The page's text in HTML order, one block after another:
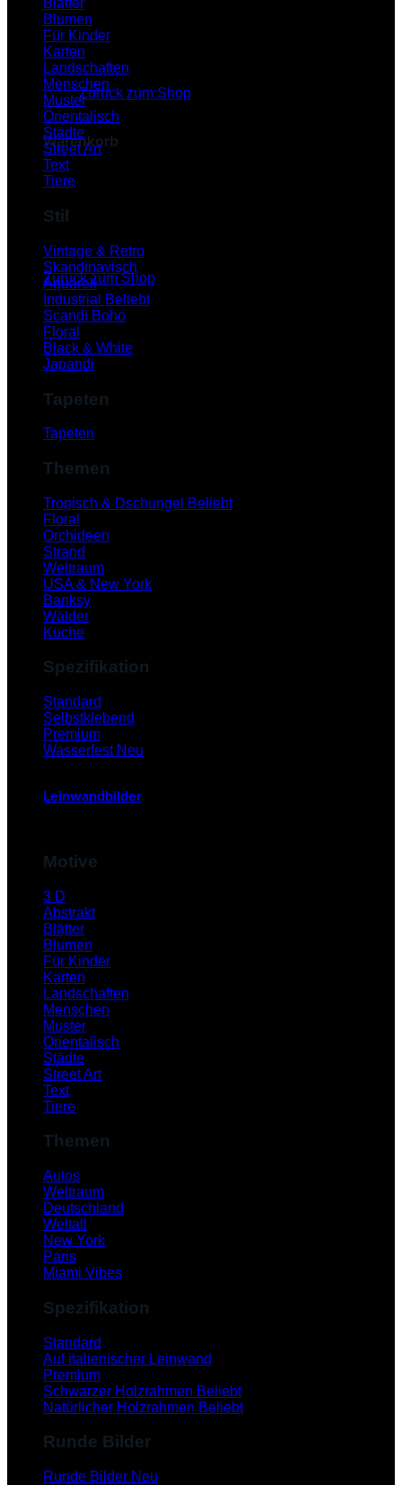
Es befinden sich keine Produkte im Warenkorb.
Zurück zum Shop
Warenkorb
Es befinden sich keine Produkte im Warenkorb.
Zurück zum Shop
Blätter
Blumen
Für Kinder
Karten
Landschaften
Menschen
Muster
Orientalisch
Städte
Street Art
Text
Tiere
Stil
Vintage & Retro
Skandinavisch
Aquarell
Industrial
Scandi Boho
Floral
Black & White
Japandi
Tapeten
Tapeten
Themen
Tropisch & Dschungel
Floral
Orchideen
Strand
Weltraum
USA & New York
Banksy
Wälder
Küche
Spezifikation
Standard
Selbstklebend
Premium
Wasserfest
Leinwandbilder
Motive
3 D
Abstrakt
Blätter
Blumen
Für Kinder
Karten
Landschaften
Menschen
Muster
Orientalisch
Städte
Street Art
Text
Tiere
Themen
Autos
Weltraum
Deutschland
Weltall
New York
Paris
Miami Vibes
Spezifikation
Standard
Auf italienischer Leinwand
Premium
Schwarzer Holzrahmen
Natürlicher Holzrahmen
Runde Bilder
Runde Bilder